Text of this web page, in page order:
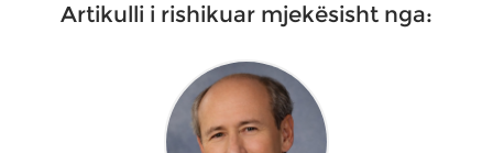
Artikulli i rishikuar mjekësisht nga: